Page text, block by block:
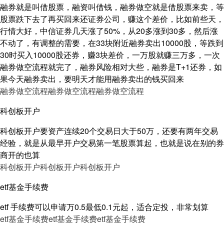
融券就是叫借股票，融资叫借钱，融券做空就是借股票来卖，等
股票跌下去了再买回来还证券公司，赚这个差价，比如前些天，
行情大好，中信证券几天涨了50%，从20多涨到30多，然后涨
不动了，有调整的需要，在33块附近融券卖出10000股，等跌到
30时买入10000股还券，赚3块差价，一万股就赚三万多，一次
融券做空流程就完了，融券风险相对大些，融券是T+1还券，如
果今天融券卖出，要明天才能用融券卖出的钱买回来
融券做空流程融券做空流程融券做空流程
科创板开户
科创板开户要资产连续20个交易日大于50万，还要有两年交易
经验，就是从最早开户交易第一笔股票算起，也就是说在别的券
商开的也算
科创板开户科创板开户科创板开户
etf基金手续费
etf 手续费可以申请万0.5最低0.1元起，适合定投，非常划算
etf基金手续费etf基金手续费etf基金手续费